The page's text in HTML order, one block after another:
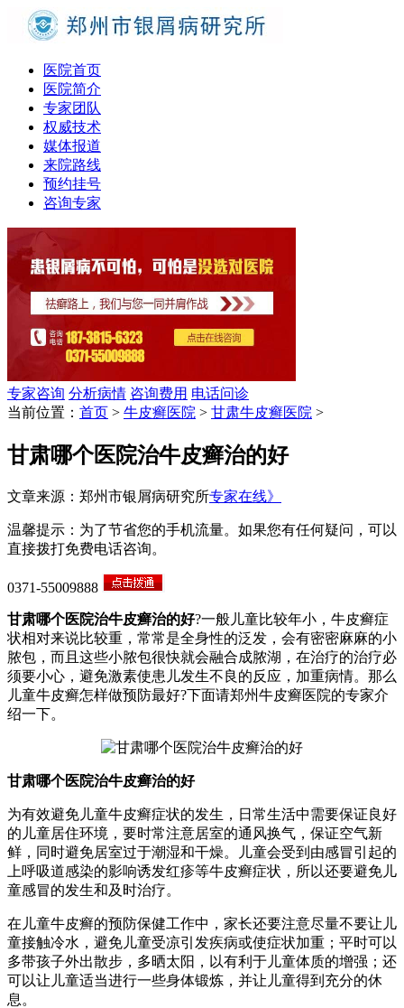
医院首页
医院简介
专家团队
权威技术
媒体报道
来院路线
预约挂号
咨询专家
专家咨询 分析病情 咨询费用 电话问诊
当前位置： 首页 > 牛皮癣医院 > 甘肃牛皮癣医院 >
甘肃哪个医院治牛皮癣治的好
文章来源：郑州市银屑病研究所专家在线》
温馨提示：为了节省您的手机流量。如果您有任何疑问，可以
直接拨打免费电话咨询。
0371-55009888
甘肃哪个医院治牛皮癣治的好?一般儿童比较年小，牛皮癣症
状相对来说比较重，常常是全身性的泛发，会有密密麻麻的小
脓包，而且这些小脓包很快就会融合成脓湖，在治疗的治疗必
须要小心，避免激素使患儿发生不良的反应，加重病情。那么
儿童牛皮癣怎样做预防最好?下面请郑州牛皮癣医院的专家介
绍一下。
甘肃哪个医院治牛皮癣治的好
为有效避免儿童牛皮癣症状的发生，日常生活中需要保证良好
的儿童居住环境，要时常注意居室的通风换气，保证空气新
鲜，同时避免居室过于潮湿和干燥。儿童会受到由感冒引起的
上呼吸道感染的影响诱发红疹等牛皮癣症状，所以还要避免儿
童感冒的发生和及时治疗。
在儿童牛皮癣的预防保健工作中，家长还要注意尽量不要让儿
童接触冷水，避免儿童受凉引发疾病或使症状加重；平时可以
多带孩子外出散步，多晒太阳，以有利于儿童体质的增强；还
可以让儿童适当进行一些身体锻炼，并让儿童得到充分的休
息。